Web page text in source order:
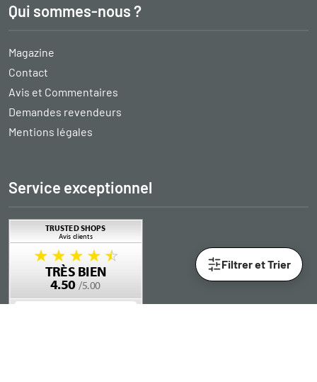
Filtrer et Trier
Qui sommes-nous ?
Magazine
Contact
Avis et Commentaires
Demandes revendeurs
Mentions légales
Service exceptionnel